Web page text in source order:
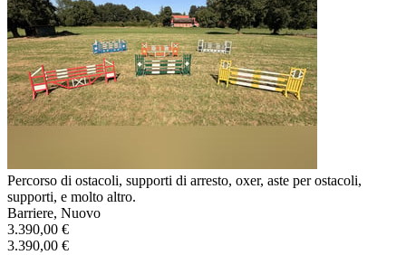
Percorso di ostacoli, supporti di arresto, oxer, aste per ostacoli,
supporti, e molto altro.
Barriere, Nuovo
3.390,00 €
3.390,00 €